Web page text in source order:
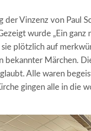
der Vinzenz von Paul
wurde „Ein
plötzlich auf
bekannter Märchen.
Alle waren
gingen alle in die